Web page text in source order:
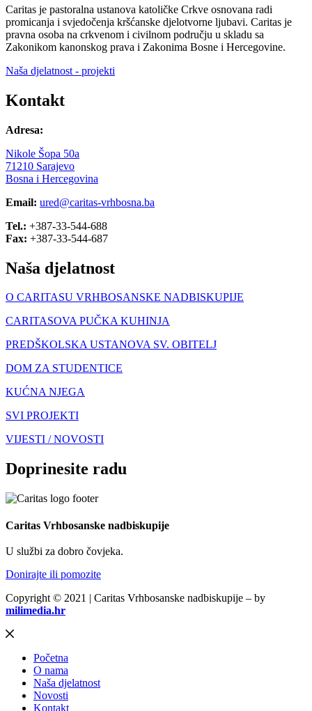
Caritas je pastoralna ustanova katoličke Crkve osnovana radi
promicanja i svjedočenja kršćanske djelotvorne ljubavi. Caritas je
pravna osoba na crkvenom i civilnom području u skladu sa
Zakonikom kanonskog prava i Zakonima Bosne i Hercegovine.
Naša djelatnost - projekti
Kontakt
Adresa:
Nikole Šopa 50a
71210 Sarajevo
Bosna i Hercegovina
Email: ured@caritas-vrhbosna.ba
Tel.: +387-33-544-688
Fax: +387-33-544-687
Naša djelatnost
O CARITASU VRHBOSANSKE NADBISKUPIJE
CARITASOVA PUČKA KUHINJA
PREDŠKOLSKA USTANOVA SV. OBITELJ
DOM ZA STUDENTICE
KUĆNA NJEGA
SVI PROJEKTI
VIJESTI / NOVOSTI
Doprinesite radu
Caritas Vrhbosanske nadbiskupije
U službi za dobro čovjeka.
Donirajte ili pomozite
Copyright © 2021 | Caritas Vrhbosanske nadbiskupije – by
milimedia.hr
Početna
O nama
Naša djelatnost
Novosti
Kontakt